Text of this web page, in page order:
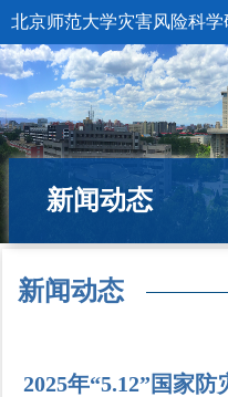
北京师范大学灾害风险科学
新闻动态
新闻动态
2025年“5.12”国家